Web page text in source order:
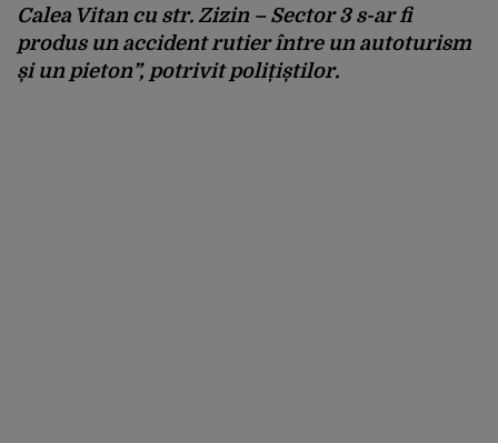
Calea Vitan cu str. Zizin – Sector 3 s-ar fi
produs un accident rutier între un autoturism
și un pieton”, potrivit polițiștilor.